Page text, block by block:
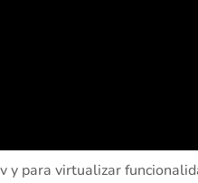
para virtualizar